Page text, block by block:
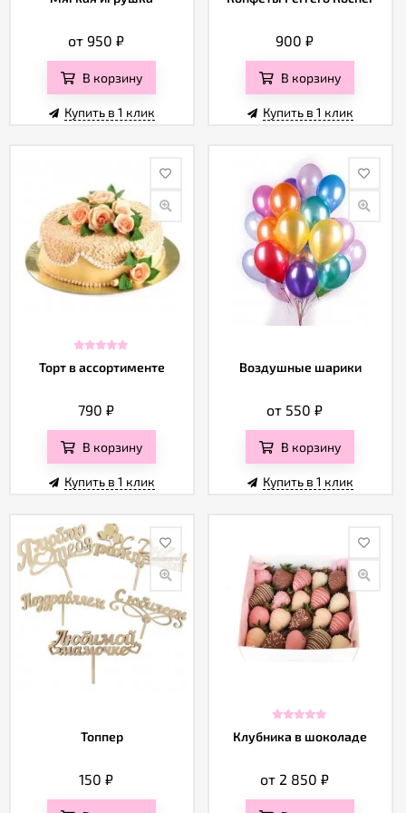
от 950₽
В корзину
Купить в 1 клик
900₽
В корзину
Купить в 1 клик
Торт в ассортименте
790₽
В корзину
Купить в 1 клик
Воздушные шарики
от 550₽
В корзину
Купить в 1 клик
Топпер
150₽
Клубника в шоколаде
от 2 850₽